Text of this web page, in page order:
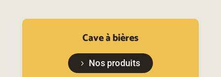
Cave à bières
Nos produits